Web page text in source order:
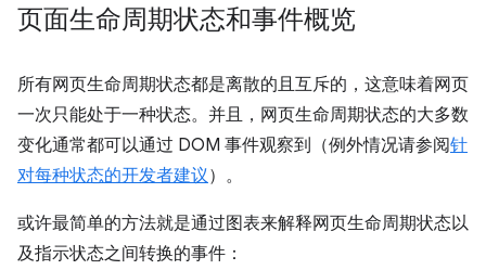
页面生命周期状态和事件概览
所有网页生命周期状态都是离散的且互斥的，这意味着网页
一次只能处于一种状态。并且，网页生命周期状态的大多数
变化通常都可以通过 DOM 事件观察到（例外情况请参阅针
对每种状态的开发者建议）。
或许最简单的方法就是通过图表来解释网页生命周期状态以
及指示状态之间转换的事件：